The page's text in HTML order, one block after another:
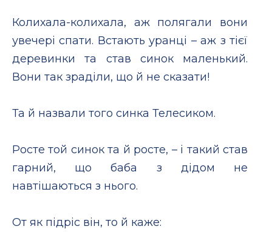
Колихала-колихала, аж полягали вони
увечері спати. Встають уранці – аж з тієї
деревинки та став синок маленький.
Вони так зраділи, що й не сказати!
Та й назвали того синка Телесиком.
Росте той синок та й росте, – і такий став
гарний, що баба з дідом не
навтішаються з нього.
От як підріс він, то й каже: